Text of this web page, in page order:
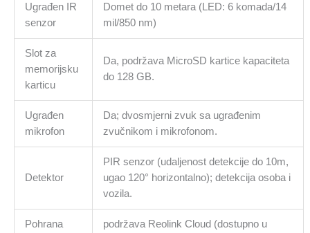
Ugrađen IR
senzor
Domet do 10 metara (LED: 6 komada/14
mil/850 nm)
Slot za
memorijsku
karticu
Da, podržava MicroSD kartice kapaciteta
do 128 GB.
Ugrađen
mikrofon
Da; dvosmjerni zvuk sa ugrađenim
zvučnikom i mikrofonom.
Detektor
PIR senzor (udaljenost detekcije do 10m,
ugao 120° horizontalno); detekcija osoba i
vozila.
Pohrana
podržava Reolink Cloud (dostupno u